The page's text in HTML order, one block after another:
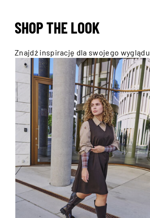
SHOP THE LOOK
Znajdź inspirację dla swojego wyglądu